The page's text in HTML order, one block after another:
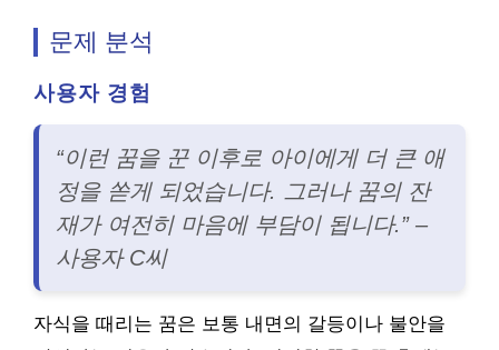
문제 분석
사용자 경험
“이런 꿈을 꾼 이후로 아이에게 더 큰 애
정을 쏟게 되었습니다. 그러나 꿈의 잔
재가 여전히 마음에 부담이 됩니다.” –
사용자 C씨
자식을 때리는 꿈은 보통 내면의 갈등이나 불안을